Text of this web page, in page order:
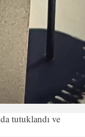
tutuklandı ve